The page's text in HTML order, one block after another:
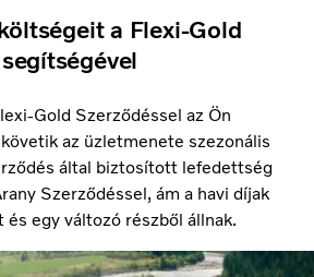
a Flexi-Gold
segítségével
Gold Szerződéssel az Ön
az üzletmenete szezonális
által biztosított lefedettség
Szerződéssel, ám a havi díjak
egy változó részből állnak.